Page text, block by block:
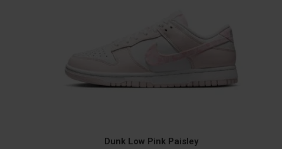
Dunk Low Pink Paisley